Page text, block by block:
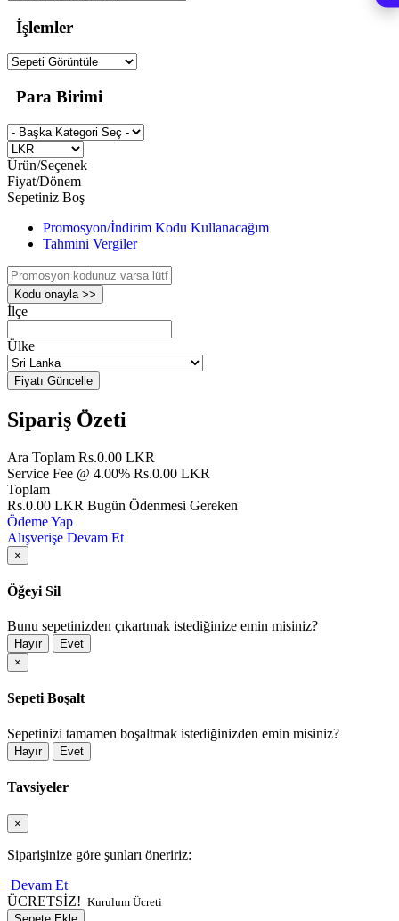
İşlemler
Para Birimi
Ürün/Seçenek
Fiyat/Dönem
Sepetiniz Boş
Promosyon/İndirim Kodu Kullanacağım
Tahmini Vergiler
Kodu onayla >>
İlçe
Ülke
Fiyatı Güncelle
Sipariş Özeti
Ara Toplam Rs.0.00 LKR
Service Fee @ 4.00% Rs.0.00 LKR
Toplam
Rs.0.00 LKR Bugün Ödenmesi Gereken
Ödeme Yap
Alışverişe Devam Et
×
Öğeyi Sil
Bunu sepetinizden çıkartmak istediğinize emin misiniz?
Hayır
Evet
×
Sepeti Boşalt
Sepetinizi tamamen boşaltmak istediğinizden emin misiniz?
Hayır Evet
Tavsiyeler
×
Siparişinize göre şunları öneririz:
Devam Et
ÜCRETSİZ! Kurulum Ücreti